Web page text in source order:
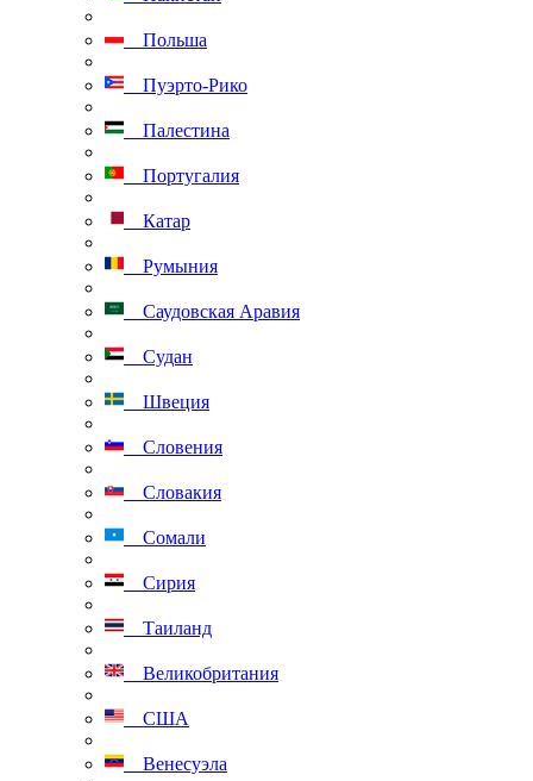
Польша
Пуэрто-Рико
Палестина
Португалия
Катар
Румыния
Саудовская Аравия
Судан
Швеция
Словения
Словакия
Сомали
Сирия
Таиланд
Великобритания
США
Венесуэла